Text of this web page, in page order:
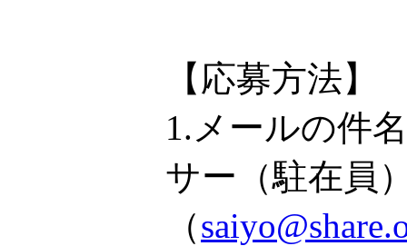
【応募方法】
1.メールの件
サー（駐在員
（